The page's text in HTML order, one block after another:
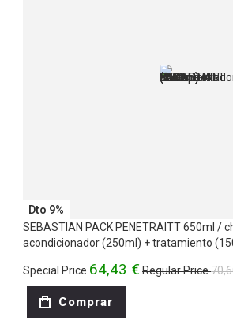
Dto 9%
SEBASTIAN PACK PENETRAITT 650ml /
acondicionador (250ml) + tratamiento
Special Price 64,43 € Regular Price
Comprar